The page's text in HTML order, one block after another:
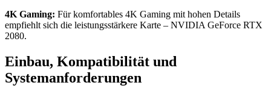
4K Gaming: Für komfortables 4K Gaming mit hohen Details
empfiehlt sich die leistungsstärkere Karte – NVIDIA GeForce RTX
2080.
Einbau, Kompatibilität und
Systemanforderungen